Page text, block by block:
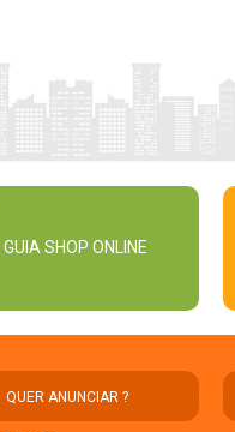
GUIA SHOP ONLINE
QUER ANUNCIAR ?